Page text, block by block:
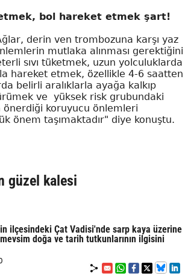
bol hareket etmek şart!
derin ven trombozuna karşı yaz
mutlaka alınması gerektiğini
sıvı tüketmek, uzun yolculuklarda
hareket etmek, özellikle 4-6 saatten
belirli aralıklarla ayağa kalkıp
ve yüksek risk grubundaki
önerdiği koruyucu önlemleri
önem taşımaktadır" diye konuştu.
güzel kalesi
ilçesindeki Çat Vadisi'nde sarp kaya üzerine
doğa ve tarih tutkunlarının ilgisini